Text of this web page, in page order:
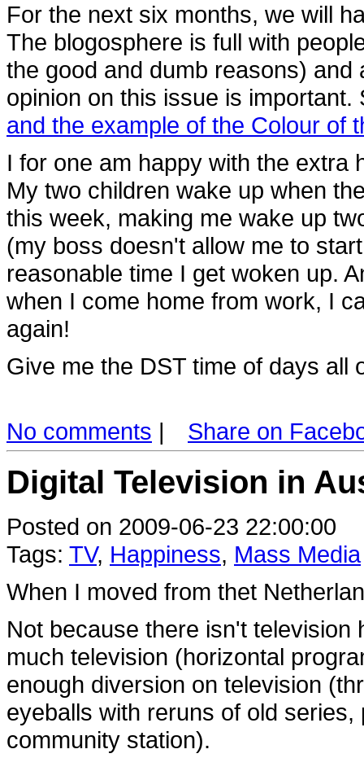
For the next six months, we will
The blogosphere is full with
the good and dumb reasons)
opinion on this issue is
and the example of the Colour of
I for one am happy with the extra
My two children wake up when
this week, making me wake up
(my boss doesn't allow me to
reasonable time I get woken up.
when I come home from work, I
again!
Give me the DST time of days all
No comments | Share on
Digital Television in
Posted on 2009-06-23 22:00:00
Tags: TV, Happiness, Mass Media
When I moved from thet
Not because there isn't
much television (horizontal
enough diversion on television
eyeballs with reruns of old
community station).